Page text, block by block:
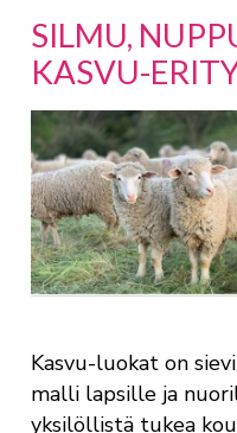
SILMU,
KASVU-
Kasvu-luokat on
malli lapsille ja
yksilöllistä tukea